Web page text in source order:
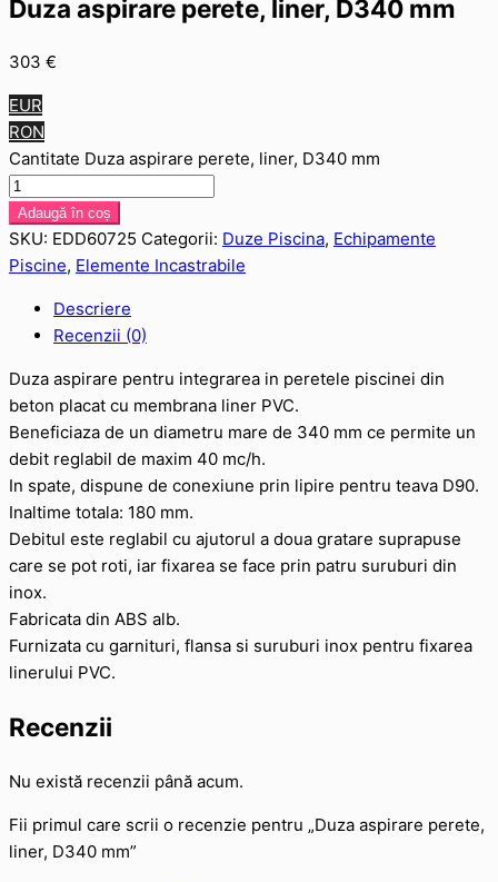
Duza aspirare perete, liner, D340 mm
303 €
EUR
RON
Cantitate Duza aspirare perete, liner, D340 mm
Adaugă în coș
SKU: EDD60725 Categorii: Duze Piscina, Echipamente
Piscine, Elemente Incastrabile
Descriere
Recenzii (0)
Duza aspirare pentru integrarea in peretele piscinei din
beton placat cu membrana liner PVC.
Beneficiaza de un diametru mare de 340 mm ce permite un
debit reglabil de maxim 40 mc/h.
In spate, dispune de conexiune prin lipire pentru teava D90.
Inaltime totala: 180 mm.
Debitul este reglabil cu ajutorul a doua gratare suprapuse
care se pot roti, iar fixarea se face prin patru suruburi din
inox.
Fabricata din ABS alb.
Furnizata cu garnituri, flansa si suruburi inox pentru fixarea
linerului PVC.
Recenzii
Nu există recenzii până acum.
Fii primul care scrii o recenzie pentru „Duza aspirare perete,
liner, D340 mm”